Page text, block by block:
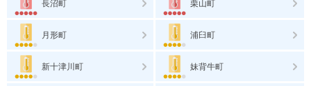
長沼町 栗山町
月形町 浦臼町
新十津川町 妹背牛町